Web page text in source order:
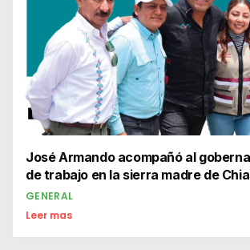
José Armando acompañó al
de trabajo en la sierra madre de
GENERAL
Leer mas